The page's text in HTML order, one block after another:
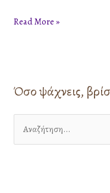
Read More »
Όσο ψάχνεις,